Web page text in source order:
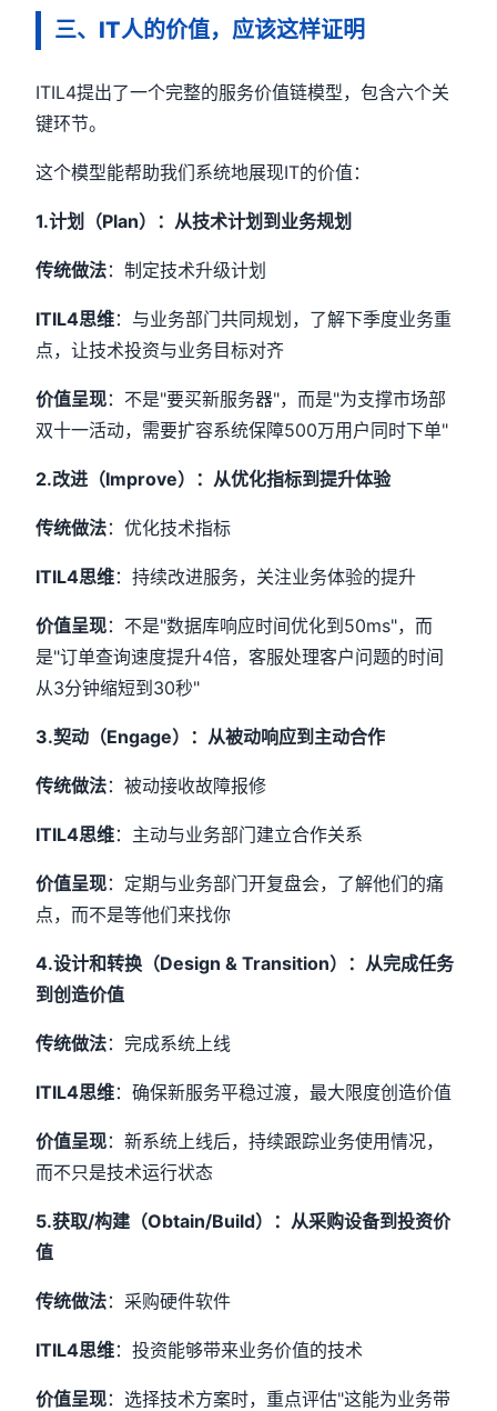
三、IT人的价值，应该这样证明
ITIL4提出了一个完整的服务价值链模型，包含六个关
键环节。
这个模型能帮助我们系统地展现IT的价值：
1.计划（Plan）：从技术计划到业务规划
传统做法：制定技术升级计划
ITIL4思维：与业务部门共同规划，了解下季度业务重
点，让技术投资与业务目标对齐
价值呈现：不是"要买新服务器"，而是"为支撑市场部
双十一活动，需要扩容系统保障500万用户同时下单"
2.改进（Improve）：从优化指标到提升体验
传统做法：优化技术指标
ITIL4思维：持续改进服务，关注业务体验的提升
价值呈现：不是"数据库响应时间优化到50ms"，而
是"订单查询速度提升4倍，客服处理客户问题的时间
从3分钟缩短到30秒"
3.契动（Engage）：从被动响应到主动合作
传统做法：被动接收故障报修
ITIL4思维：主动与业务部门建立合作关系
价值呈现：定期与业务部门开复盘会，了解他们的痛
点，而不是等他们来找你
4.设计和转换（Design & Transition）：从完成任务
到创造价值
传统做法：完成系统上线
ITIL4思维：确保新服务平稳过渡，最大限度创造价值
价值呈现：新系统上线后，持续跟踪业务使用情况，
而不只是技术运行状态
5.获取/构建（Obtain/Build）：从采购设备到投资价
值
传统做法：采购硬件软件
ITIL4思维：投资能够带来业务价值的技术
价值呈现：选择技术方案时，重点评估"这能为业务带